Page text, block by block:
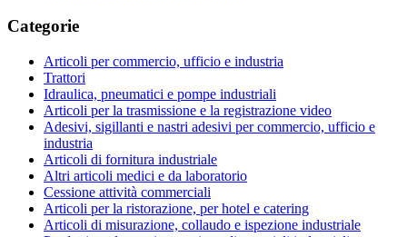
Categorie
Articoli per commercio, ufficio e industria
Trattori
Idraulica, pneumatici e pompe industriali
Articoli per la trasmissione e la registrazione video
Adesivi, sigillanti e nastri adesivi per commercio, ufficio e
industria
Articoli di fornitura industriale
Altri articoli medici e da laboratorio
Cessione attività commerciali
Articoli per la ristorazione, per hotel e catering
Articoli di misurazione, collaudo e ispezione industriale